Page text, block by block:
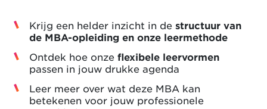
Krijg een helder inzicht in de structuur van
de MBA-opleiding en onze leermethode
Ontdek hoe onze flexibele leervormen
passen in jouw drukke agenda
Leer meer over wat deze MBA kan
betekenen voor jouw professionele